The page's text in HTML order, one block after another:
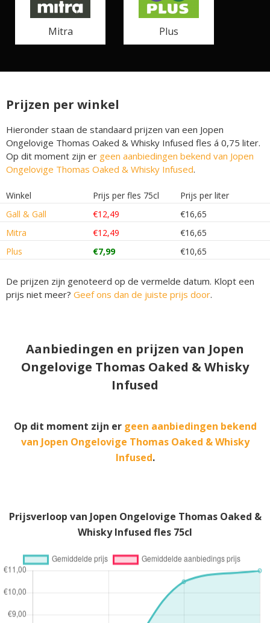
Mitra Plus
Prijzen per winkel
Hieronder staan de standaard prijzen van een Jopen
Ongelovige Thomas Oaked & Whisky Infused fles á 0,75 liter.
Op dit moment zijn er geen aanbiedingen bekend van Jopen
Ongelovige Thomas Oaked & Whisky Infused.
Winkel Prijs per fles 75cl
Prijs per liter
Gall & Gall
€12,49
€16,65
Mitra
€12,49
€16,65
Plus
€7,99 €10,65
De prijzen zijn genoteerd op de vermelde datum. Klopt een
prijs niet meer? Geef ons dan de juiste prijs door.
Aanbiedingen en prijzen van Jopen
Ongelovige Thomas Oaked & Whisky
Infused
Op dit moment zijn er geen aanbiedingen bekend
van Jopen Ongelovige Thomas Oaked & Whisky
Infused.
Prijsverloop van Jopen Ongelovige Thomas Oaked &
Whisky Infused fles 75cl